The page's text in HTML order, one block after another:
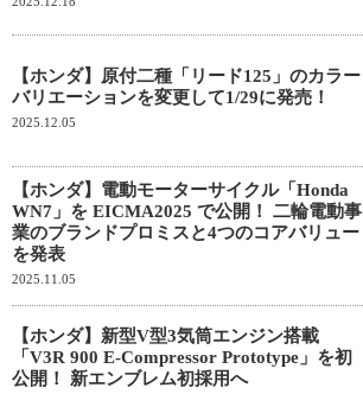
【ホンダ】原付二種「リード125」のカラー
バリエーションを変更して1/29に発売！
2025.12.05
【ホンダ】電動モーターサイクル「Honda
WN7」を EICMA2025 で公開！ 二輪電動事
業のブランドプロミスと4つのコアバリュー
を発表
2025.11.05
【ホンダ】新型V型3気筒エンジン搭載
「V3R 900 E-Compressor Prototype」を初
公開！ 新エンブレム初採用へ